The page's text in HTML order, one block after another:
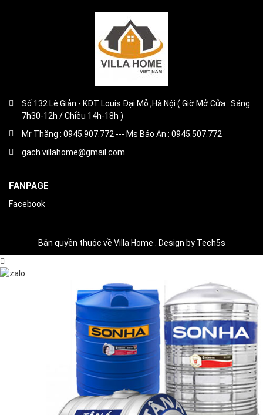
Số 132 Lê Giản - KĐT Louis Đại Mỗ ,Hà Nội ( Giờ Mở Cửa : Sáng
7h30-12h / Chiều 14h-18h )
Mr Thắng : 0945.907.772 --- Ms Bảo An : 0945.507.772
gach.villahome@gmail.com
FANPAGE
Facebook
Bản quyền thuộc về Villa Home . Design by Tech5s